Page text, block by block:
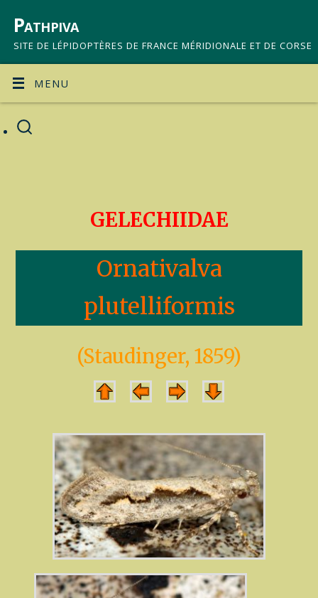
Pathpiva
SITE DE LÉPIDOPTÈRES DE FRANCE MÉRIDIONALE ET DE CORSE
MENU
GELECHIIDAE
Ornativalva
plutelliformis
(Staudinger, 1859)